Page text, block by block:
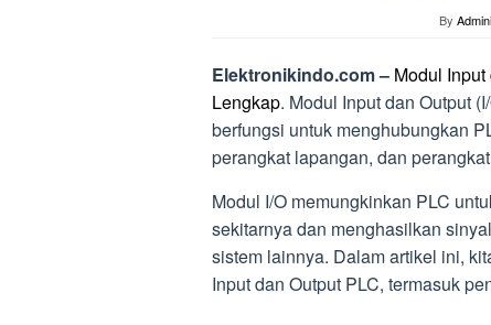
By
Elektronikindo.com – Modul
Lengkap. Modul Input dan Output
berfungsi untuk menghubungkan
perangkat lapangan, dan
Modul I/O memungkinkan PLC
sekitarnya dan menghasilkan
sistem lainnya. Dalam artikel ini,
Input dan Output PLC, termasuk